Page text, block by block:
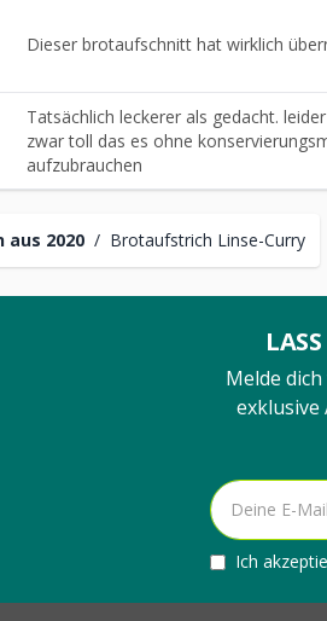
aus 2020 / Brotaufstrich Linse-Curry
Dieser brotaufschnitt hat wirklich
Tatsächlich leckerer als gedacht.
zwar toll das es ohne
aufzubrauchen
Melde
exklusive
Ich